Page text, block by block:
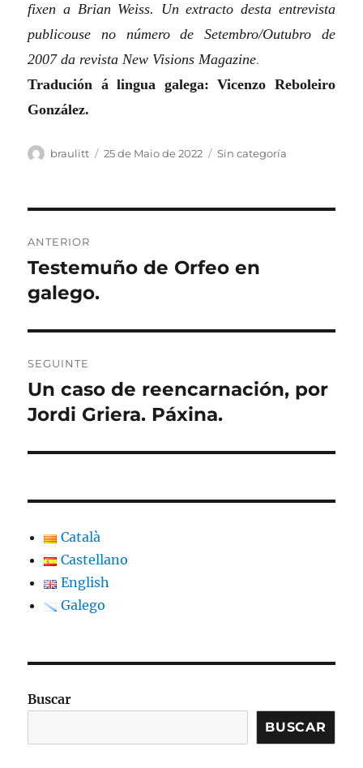
fixen a Brian Weiss. Un extracto desta entrevista
publicouse no número de Setembro/Outubro de
2007 da revista New Visions Magazine.
Tradución á lingua galega: Vicenzo Reboleiro
González.
Autor
braulitt
Publicado
25 de Maio de 2022 Categorias
Sin categoría
de
entradas
ANTERIOR
Artigo
anterior:
Testemuño de Orfeo en
galego.
SEGUINTE
Artigo
Seguinte:
Un caso de reencarnación, por
Jordi Griera. Páxina.
Català
Castellano
English
Galego
Buscar
BUSCAR